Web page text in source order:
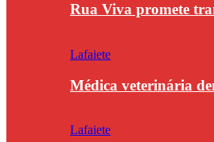
Rua Viva promete
Lafaiete
Médica veterinária
Lafaiete